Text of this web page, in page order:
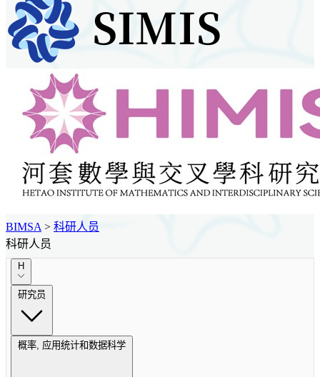
BIMSA > 科研人员
科研人员
H
研究员
概率, 应用统计和数据科学